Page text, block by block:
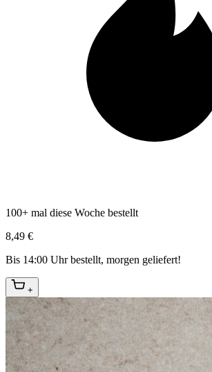
100+ mal diese Woche bestellt
8,49 €
Bis 14:00 Uhr bestellt, morgen geliefert!
+